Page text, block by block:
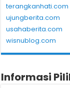
terangkanhati.com
ujungberita.com
usahaberita.com
wisnublog.com
Informasi